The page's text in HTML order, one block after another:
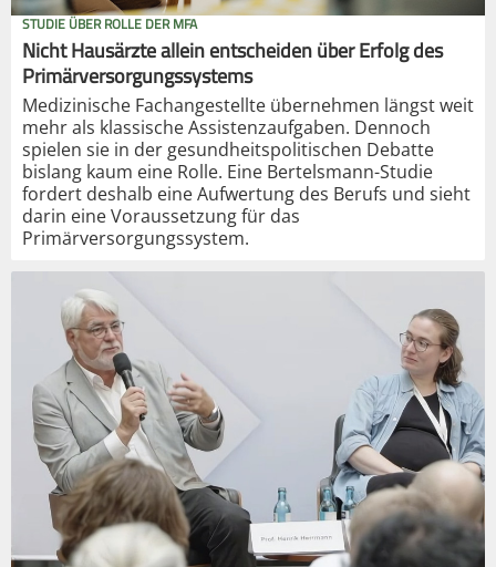
STUDIE ÜBER ROLLE DER MFA
Nicht Hausärzte allein entscheiden über Erfolg des
Primärversorgungssystems
Medizinische Fachangestellte übernehmen längst weit
mehr als klassische Assistenzaufgaben. Dennoch
spielen sie in der gesundheitspolitischen Debatte
bislang kaum eine Rolle. Eine Bertelsmann-Studie
fordert deshalb eine Aufwertung des Berufs und sieht
darin eine Voraussetzung für das
Primärversorgungssystem.